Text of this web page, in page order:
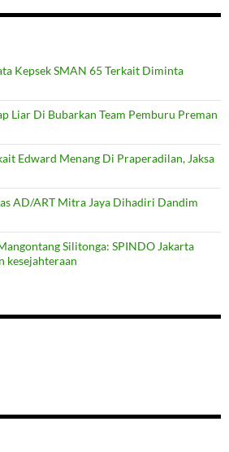
Kepsek SMAN 65 Terkait Diminta
Liar Di Bubarkan Team Pemburu Preman
Edward Menang Di Praperadilan, Jaksa
AD/ART Mitra Jaya Dihadiri Dandim
Silitonga: SPINDO Jakarta
kesejahteraan